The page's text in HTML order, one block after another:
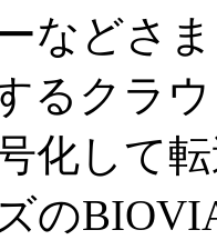
などさ
るクラ
化して
の